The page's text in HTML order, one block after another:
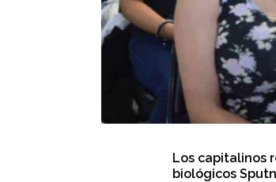
Los capitalinos
biológicos